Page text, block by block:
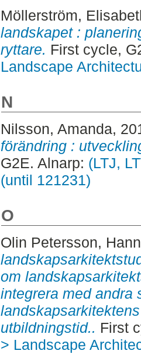
Möllerström,
landskapet :
ryttare. First cycle,
Landscape
N
Nilsson, Amanda,
förändring :
G2E. Alnarp: (LTJ,
(until 121231)
O
Olin Petersson,
om
integrera med andra
utbildningstid.. First
> Landscape